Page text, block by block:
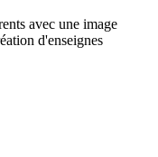
avec une image
d'enseignes